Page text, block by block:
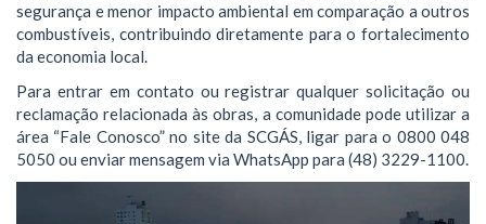
segurança e menor impacto ambiental em comparação a outros
combustíveis, contribuindo diretamente para o fortalecimento
da economia local.
Para entrar em contato ou registrar qualquer solicitação ou
reclamação relacionada às obras, a comunidade pode utilizar a
área “Fale Conosco” no site da SCGÁS, ligar para o 0800 048
5050 ou enviar mensagem via WhatsApp para (48) 3229-1100.